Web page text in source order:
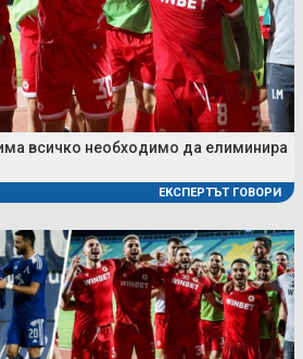
всичко необходимо да елиминира
ЕКСПЕРТЪТ ГОВОРИ